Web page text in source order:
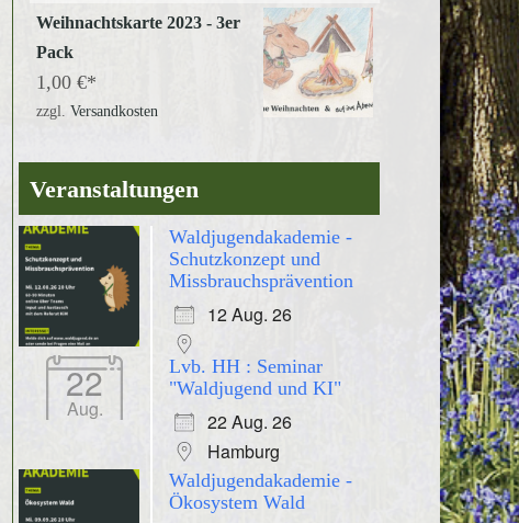
Weihnachtskarte 2023 - 3er
Pack
1,00 €
zzgl. Versandkosten
Veranstaltungen
Waldjugendakademie -
Schutzkonzept und
Missbrauchsprävention
12 Aug. 26
22
Aug.
Lvb. HH : Seminar
"Waldjugend und KI"
22 Aug. 26
Hamburg
Waldjugendakademie -
Ökosystem Wald